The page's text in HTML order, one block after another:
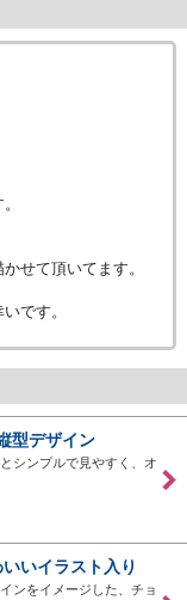
せて頂いてます。
です。
型デザイン
シンプルで見やすく、オ
いイラスト入り
ンをイメージした、チョ